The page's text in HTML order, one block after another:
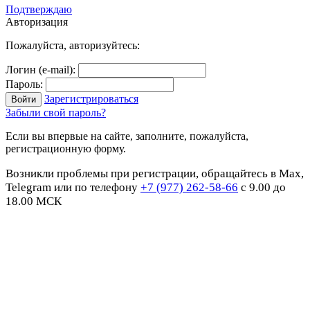
Подтверждаю
Авторизация
Пожалуйста, авторизуйтесь:
Логин (e-mail):
Пароль:
Зарегистрироваться
Забыли свой пароль?
Если вы впервые на сайте, заполните, пожалуйста,
регистрационную форму.
Возникли проблемы при регистрации, обращайтесь в Max,
Telegram или по телефону +7 (977) 262-58-66 с 9.00 до
18.00 МСК